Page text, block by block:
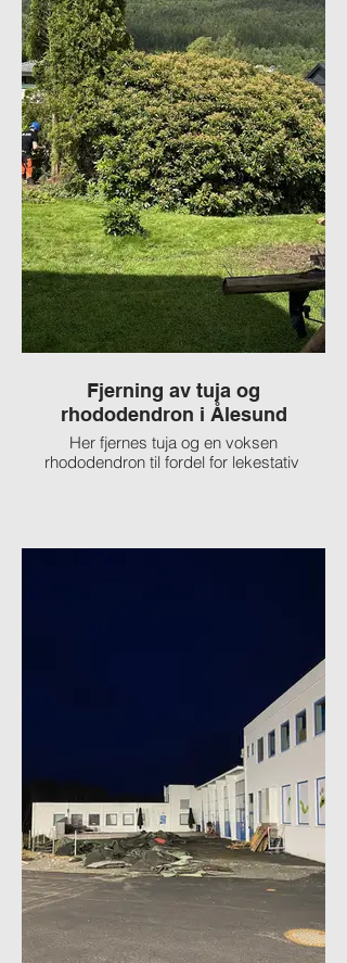
Fjerning av tuja og
rhododendron i Ålesund
Her fjernes tuja og en voksen
rhododendron til fordel for lekestativ